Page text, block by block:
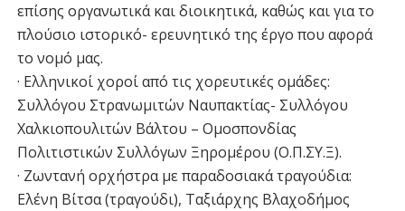
επίσης οργανωτικά και διοικητικά, καθώς και για το
πλούσιο ιστορικό- ερευνητικό της έργο που αφορά
το νομό μας.
· Ελληνικοί χοροί από τις χορευτικές ομάδες:
Συλλόγου Στρανωμιτών Ναυπακτίας- Συλλόγου
Χαλκιοπουλιτών Βάλτου – Ομοσπονδίας
Πολιτιστικών Συλλόγων Ξηρομέρου (Ο.Π.ΣΥ.Ξ).
· Ζωντανή ορχήστρα με παραδοσιακά τραγούδια:
Ελένη Βίτσα (τραγούδι), Ταξιάρχης Βλαχοδήμος